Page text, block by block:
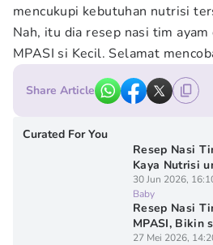
mencukupi kebutuhan nutrisi
Nah, itu dia resep nasi tim
MPASI si Kecil. Selamat
Share Article
Curated For You
Resep Nasi
Kaya Nutrisi
30 Jun 2026,
Baby
Resep Nasi
MPASI, Bikin
27 Mei 2026,